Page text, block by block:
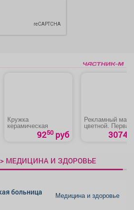
Кружка
керамическая
9250 руб
Рекламный
цветной. Первая
полоса. 3074
МЕДИЦИНА И ЗДОРОВЬЕ
больница Медицина и здоровье